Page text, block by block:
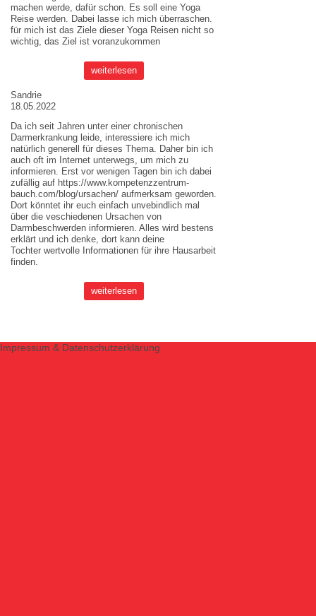
machen werde, dafür schon. Es soll eine Yoga
Reise werden. Dabei lasse ich mich überraschen.
für mich ist das Ziele dieser Yoga Reisen nicht so
wichtig, das Ziel ist voranzukommen
weiterlesen
Sandrie
18.05.2022
Da ich seit Jahren unter einer chronischen
Darmerkrankung leide, interessiere ich mich
natürlich generell für dieses Thema. Daher bin ich
auch oft im Internet unterwegs, um mich zu
informieren. Erst vor wenigen Tagen bin ich dabei
zufällig auf https://www.kompetenzzentrum-
bauch.com/blog/ursachen/ aufmerksam geworden.
Dort könntet ihr euch einfach unvebindlich mal
über die veschiedenen Ursachen von
Darmbeschwerden informieren. Alles wird bestens
erklärt und ich denke, dort kann deine
Tochter wertvolle Informationen für ihre Hausarbeit
finden.
weiterlesen
Impressum & Datenschutzerklärung